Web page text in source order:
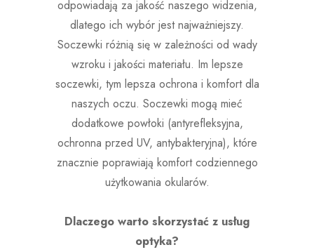
odpowiadają za jakość naszego widzenia,
dlatego ich wybór jest najważniejszy.
Soczewki różnią się w zależności od wady
wzroku i jakości materiału. Im lepsze
soczewki, tym lepsza ochrona i komfort dla
naszych oczu. Soczewki mogą mieć
dodatkowe powłoki (antyrefleksyjna,
ochronna przed UV, antybakteryjna), które
znacznie poprawiają komfort codziennego
użytkowania okularów.
Dlaczego warto skorzystać z usług
optyka?